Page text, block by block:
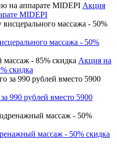
Акция
MIDEPI
массажа - 50%
Акция на
скидка
990 рублей вместо 5900
массаж - 50% скидка